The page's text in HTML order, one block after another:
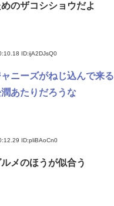
のザコシショウだよ
ID:ijA2DJsQ0
ニーズがねじ込んで来る
あたりだろうな
ID:pliBAoCn0
メのほうが似合う